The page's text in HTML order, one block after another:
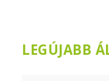
LEGÚJABB